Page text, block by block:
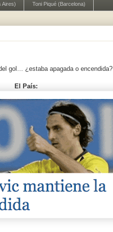
Aires) Toni Piqué (Barcelona)
gol… ¿estaba apagada o encendida?
El País: